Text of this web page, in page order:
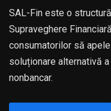
SAL-Fin este o
Supraveghere
consumatorilor să
soluționare alternativă
nonbancar.